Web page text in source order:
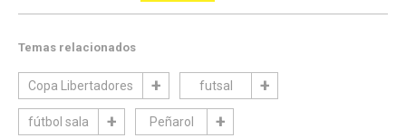
Temas relacionados
Copa Libertadores futsal
fútbol sala Peñarol